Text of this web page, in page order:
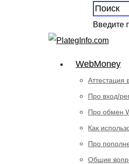
Введите
WebMoney
Аттестация
Про вход/
Про обмен
Как
Про
Общие